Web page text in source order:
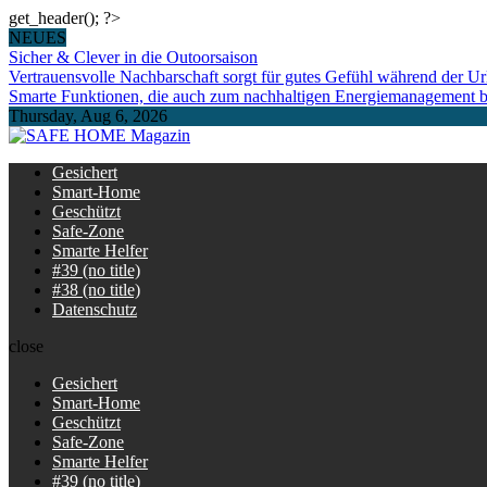
get_header(); ?>
Skip
to
content
NEUES
Sicher & Clever in die Outoorsaison
Vertrauensvolle Nachbarschaft sorgt für gutes Gefühl während der
Smarte Funktionen, die auch zum nachhaltigen Energiemanagement
Thursday, Aug 6, 2026
Gesichert
Smart-Home
Geschützt
Safe-Zone
Smarte Helfer
#39 (no title)
#38 (no title)
Datenschutz
close
Gesichert
Smart-Home
Geschützt
Safe-Zone
Smarte Helfer
#39 (no title)